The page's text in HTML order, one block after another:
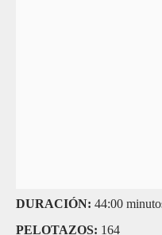
DURACIÓN: 44:00
PELOTAZOS: 164